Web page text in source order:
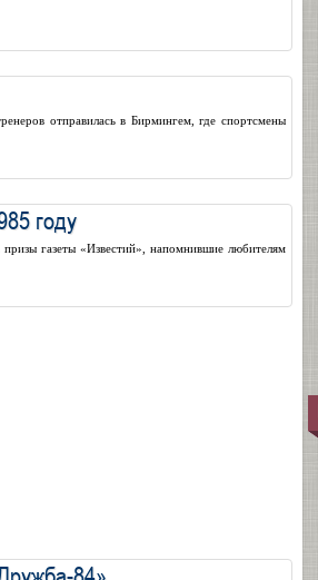
отправилась в Бирмингем, где спортсмены
году
газеты «Известий», напомнившие любителям